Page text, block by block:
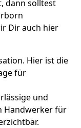
dann solltest
Dir auch hier
Hier ist die
für
und
Handwerker für